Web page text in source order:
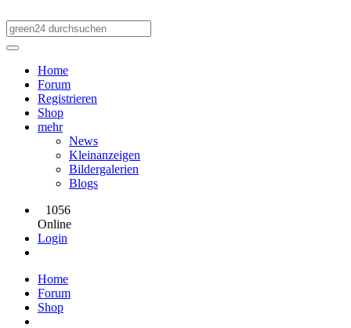
Home
Forum
Registrieren
Shop
mehr
News
Kleinanzeigen
Bildergalerien
Blogs
1056
Online
Login
Home
Forum
Shop